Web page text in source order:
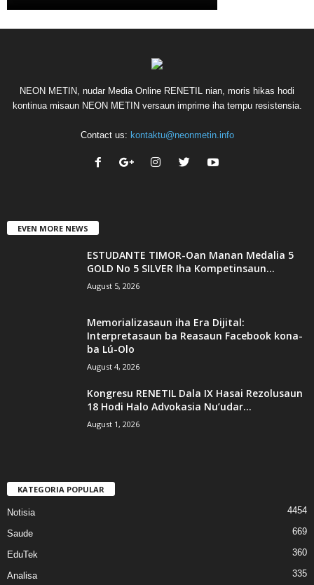
NEON METIN, nudar Media Online RENETIL nian, moris hikas hodi
kontinua misaun NEON METIN versaun imprime iha tempu resistensia.
Contact us: kontaktu@neonmetin.info
EVEN MORE NEWS
ESTUDANTE TIMOR-Oan Manan Medalia 5
GOLD No 5 SILVER Iha Kompetinsaun...
August 5, 2026
Memorializasaun iha Era Dijital:
Interpretasaun ba Reasaun Facebook kona-
ba Lú-Olo
August 4, 2026
Kongresu RENETIL Dala IX Hasai Rezolusaun
18 Hodi Halo Advokasia Nu’udar...
August 1, 2026
KATEGORIA POPULAR
Notisia 4454
Saude 669
EduTek 360
Analisa 335